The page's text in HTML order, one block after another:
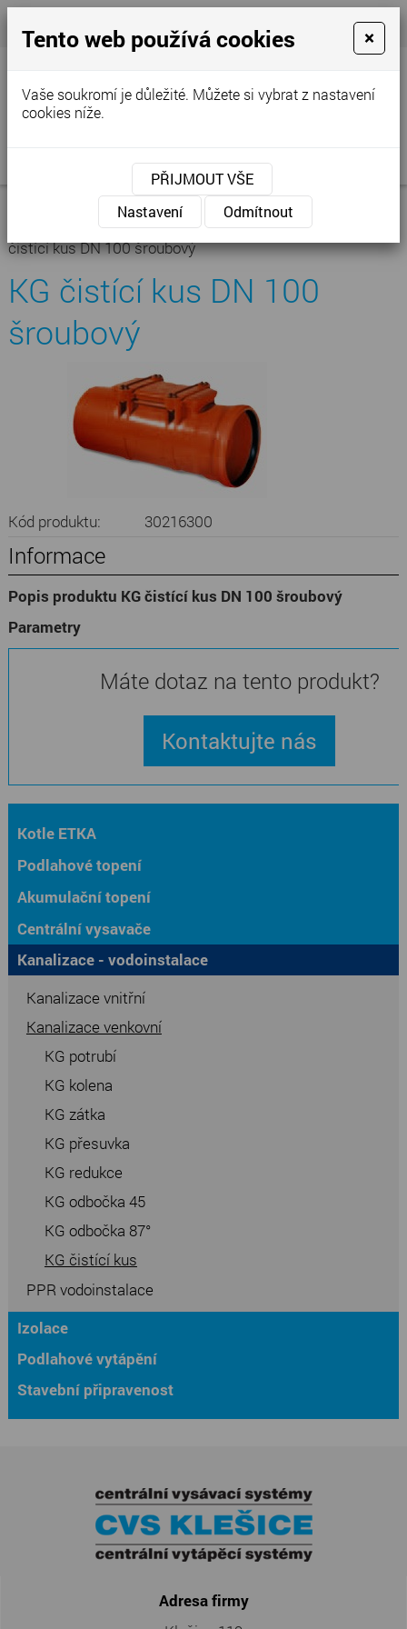
cvstop@tiscali.cz
Nabídka»Kanalizace -
vodoinstalace»Kanalizace venkovní»KG čistící kus
čistící kus DN 100 šroubový
KG čistící kus DN 100
šroubový
Kód produktu: 30216300
Informace
Popis produktu KG čistící kus DN 100 šroubový
Parametry
Máte dotaz na tento produkt?
Kontaktujte nás
Kotle ETKA
Podlahové topení
Akumulační topení
Centrální vysavače
Kanalizace - vodoinstalace
Kanalizace vnitřní
Kanalizace venkovní
KG potrubí
KG kolena
KG zátka
KG přesuvka
KG redukce
KG odbočka 45
KG odbočka 87°
KG čistící kus
PPR vodoinstalace
Izolace
Podlahové vytápění
Stavební připravenost
Adresa firmy
Tento web používá cookies ×
Vaše soukromí je důležité. Můžete si vybrat z nastavení
cookies níže.
PŘIJMOUT VŠE
Nastavení
Odmítnout